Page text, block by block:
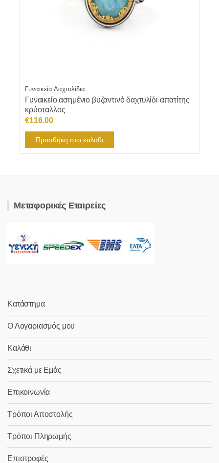
Γυναικεία Δαχτυλίδια
Γυναικείο ασημένιο βυζαντινό δαχτυλίδι απατίτης
κρύσταλλος
€116.00
Προσθήκη στο καλάθι
Μεταφορικές Εταιρείες
Κατάστημα
Ο Λογαριασμός μου
Καλάθι
Σχετικά με Εμάς
Επικοινωνία
Τρόποι Αποστολής
Τρόποι Πληρωμής
Επιστροφές